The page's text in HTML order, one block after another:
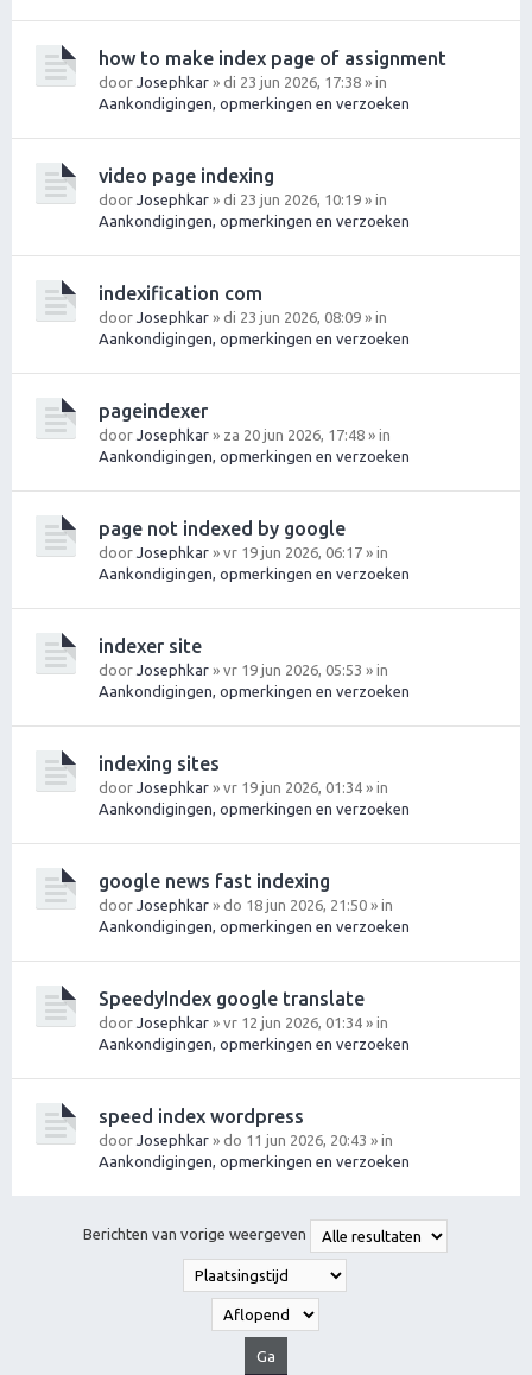
how to make index page of assignment
door Josephkar » di 23 jun 2026, 17:38 » in
Aankondigingen, opmerkingen en verzoeken
video page indexing
door Josephkar » di 23 jun 2026, 10:19 » in
Aankondigingen, opmerkingen en verzoeken
indexification com
door Josephkar » di 23 jun 2026, 08:09 » in
Aankondigingen, opmerkingen en verzoeken
pageindexer
door Josephkar » za 20 jun 2026, 17:48 » in
Aankondigingen, opmerkingen en verzoeken
page not indexed by google
door Josephkar » vr 19 jun 2026, 06:17 » in
Aankondigingen, opmerkingen en verzoeken
indexer site
door Josephkar » vr 19 jun 2026, 05:53 » in
Aankondigingen, opmerkingen en verzoeken
indexing sites
door Josephkar » vr 19 jun 2026, 01:34 » in
Aankondigingen, opmerkingen en verzoeken
google news fast indexing
door Josephkar » do 18 jun 2026, 21:50 » in
Aankondigingen, opmerkingen en verzoeken
SpeedyIndex google translate
door Josephkar » vr 12 jun 2026, 01:34 » in
Aankondigingen, opmerkingen en verzoeken
speed index wordpress
door Josephkar » do 11 jun 2026, 20:43 » in
Aankondigingen, opmerkingen en verzoeken
Berichten van vorige weergeven